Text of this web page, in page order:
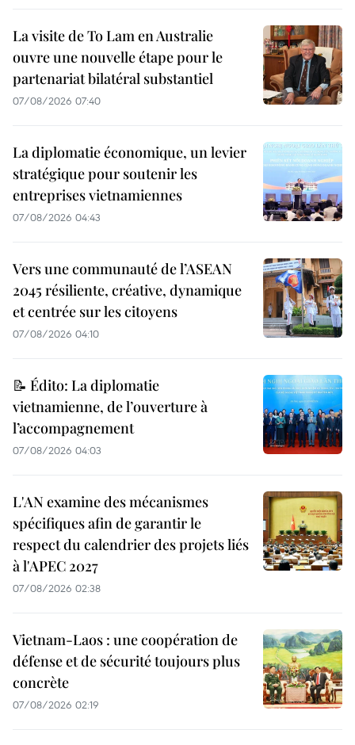
La visite de To Lam en Australie
ouvre une nouvelle étape pour le
partenariat bilatéral substantiel
07/08/2026 07:40
La diplomatie économique, un levier
stratégique pour soutenir les
entreprises vietnamiennes
07/08/2026 04:43
Vers une communauté de l’ASEAN
2045 résiliente, créative, dynamique
et centrée sur les citoyens
07/08/2026 04:10
📝 Édito: La diplomatie
vietnamienne, de l’ouverture à
l’accompagnement
07/08/2026 04:03
L'AN examine des mécanismes
spécifiques afin de garantir le
respect du calendrier des projets liés
à l'APEC 2027
07/08/2026 02:38
Vietnam-Laos : une coopération de
défense et de sécurité toujours plus
concrète
07/08/2026 02:19